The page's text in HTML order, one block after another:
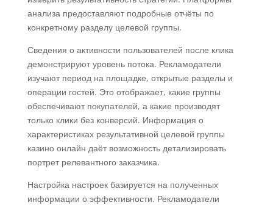
анализа предоставляют подробные отчёты по
конкретному разделу целевой группы.
Сведения о активности пользователей после клика
демонстрируют уровень потока. Рекламодатели
изучают период на площадке, открытые разделы и
операции гостей. Это отображает, какие группы
обеспечивают покупателей, а какие производят
только клики без конверсий. Информация о
характеристиках результативной целевой группы
казино онлайн даёт возможность детализировать
портрет релевантного заказчика.
Настройка настроек базируется на полученных
информации о эффективности. Рекламодатели